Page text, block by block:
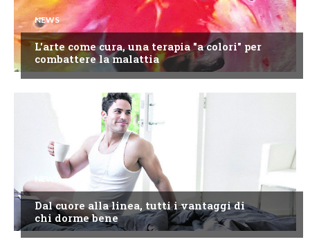
NEWS
L'arte come cura, una terapia "a colori" per
combattere la malattia
Dal cuore alla linea, tutti i vantaggi di
chi dorme bene